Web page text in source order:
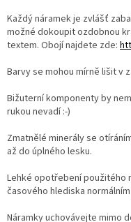
Každý náramek je zvlášť
možné dokoupit ozdobnou
textem. Obojí najdete zde:
Barvy se mohou mírně lišit v
Bižuterní komponenty by
rukou nevadí :-)
Zmatnělé minerály se
až do úplného lesku.
Lehké opotřebení použitého
časového hlediska
Náramky uchovávejte mimo